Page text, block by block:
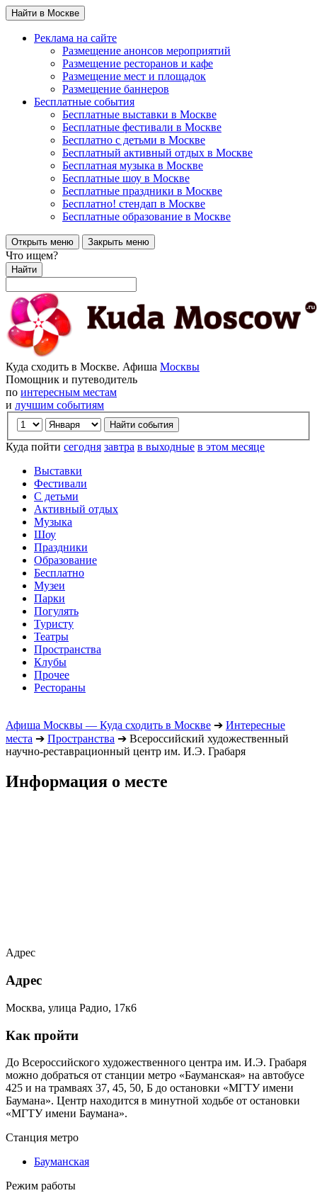
Найти в Москве
Реклама на сайте
Размещение анонсов мероприятий
Размещение ресторанов и кафе
Размещение мест и площадок
Размещение баннеров
Бесплатные события
Бесплатные выставки в Москве
Бесплатные фестивали в Москве
Бесплатно с детьми в Москве
Бесплатный активный отдых в Москве
Бесплатная музыка в Москве
Бесплатные шоу в Москве
Бесплатные праздники в Москве
Бесплатно! стендап в Москве
Бесплатные образование в Москве
Открыть меню Закрыть меню
Что ищем?
Найти
Куда сходить в Москве. Афиша Москвы
Помощник и путеводитель
по интересным местам
и лучшим событиям
Куда пойти сегодня завтра в выходные в этом месяце
Выставки
Фестивали
С детьми
Активный отдых
Музыка
Шоу
Праздники
Образование
Бесплатно
Музеи
Парки
Погулять
Туристу
Театры
Пространства
Клубы
Прочее
Рестораны
Афиша Москвы — Куда сходить в Москве ➔ Интересные
места ➔ Пространства ➔ Всероссийский художественный
научно-реставрационный центр им. И.Э. Грабаря
Информация о месте
Адрес
Адрес
Москва, улица Радио, 17к6
Как пройти
До Всероссийского художественного центра им. И.Э. Грабаря
можно добраться от станции метро «Бауманская» на автобусе
425 и на трамваях 37, 45, 50, Б до остановки «МГТУ имени
Баумана». Центр находится в минутной ходьбе от остановки
«МГТУ имени Баумана».
Станция метро
Бауманская
Режим работы